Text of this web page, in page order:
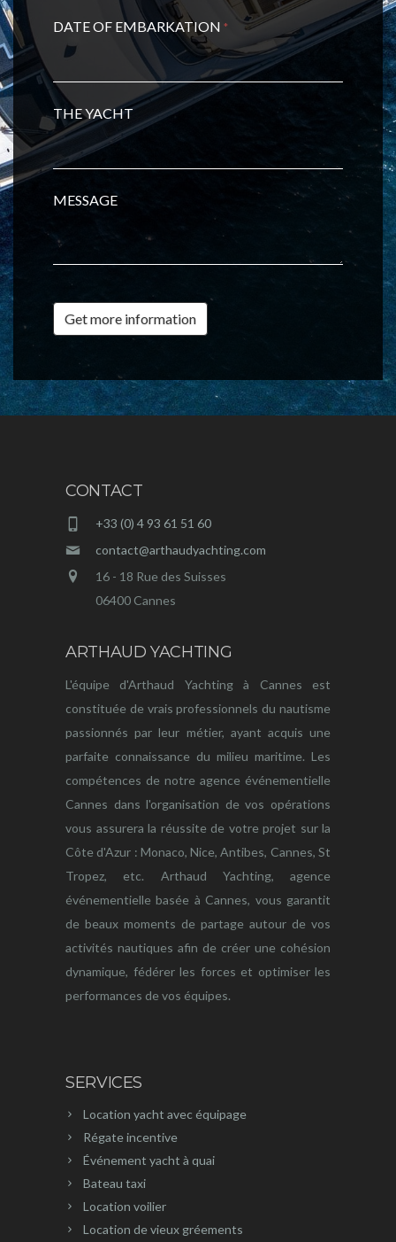
DATE OF EMBARKATION *
THE YACHT
MESSAGE
Get more information
CONTACT
+33 (0) 4 93 61 51 60
contact@arthaudyachting.com
16 - 18 Rue des Suisses
06400 Cannes
ARTHAUD YACHTING
L'équipe d'Arthaud Yachting à Cannes est
constituée de vrais professionnels du nautisme
passionnés par leur métier, ayant acquis une
parfaite connaissance du milieu maritime. Les
compétences de notre agence événementielle
Cannes dans l'organisation de vos opérations
vous assurera la réussite de votre projet sur la
Côte d'Azur : Monaco, Nice, Antibes, Cannes, St
Tropez, etc. Arthaud Yachting, agence
événementielle basée à Cannes, vous garantit
de beaux moments de partage autour de vos
activités nautiques afin de créer une cohésion
dynamique, fédérer les forces et optimiser les
performances de vos équipes.
SERVICES
Location yacht avec équipage
Régate incentive
Événement yacht à quai
Bateau taxi
Location voilier
Location de vieux gréements